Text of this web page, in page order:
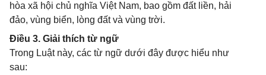
hòa xã hội chủ nghĩa Việt Nam, bao gồm đất liền, hải
đảo, vùng biển, lòng đất và vùng trời.
Điều 3. Giải thích từ ngữ
Trong Luật này, các từ ngữ dưới đây được hiểu như
sau: